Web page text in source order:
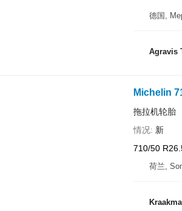
德国,
Agravis
Michelin
拖拉机轮胎
情况 新
710/50
荷兰,